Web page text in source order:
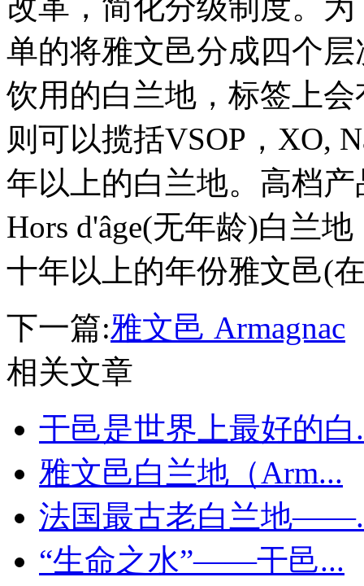
改革，简化分级制度。
单的将雅文邑分成四个
饮用的白兰地，标签上
则可以揽括VSOP，XO,
年以上的白兰地。高档
Hors d'âge(无年龄)白兰
十年以上的年份雅文邑(
下一篇:雅文邑 Armagnac
相关文章
干邑是世界上最好的白
雅文邑白兰地（Arm...
法国最古老白兰地
“生命之水”——干邑...